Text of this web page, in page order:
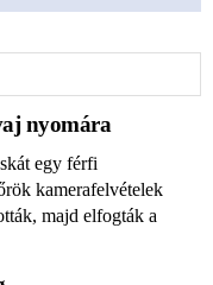
nyomára
egy férfi
kamerafelvételek
majd elfogták a